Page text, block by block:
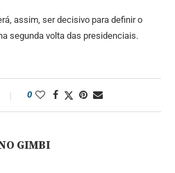
assim, ser decisivo para definir o
segunda volta das presidenciais.
0
GIMBI